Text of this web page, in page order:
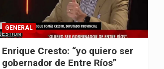
GENERAL
Enrique Cresto: “yo quiero ser
gobernador de Entre Ríos”